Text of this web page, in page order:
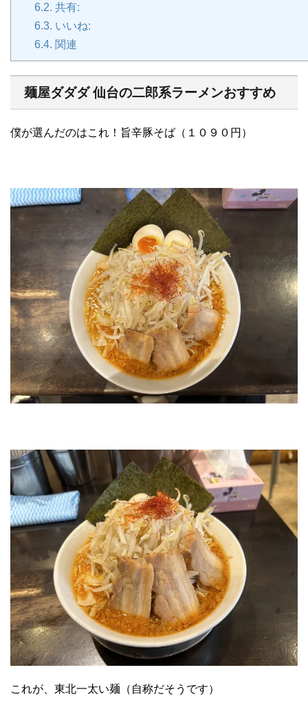
6.2. 共有:
6.3. いいね:
6.4. 関連
麺屋ダダダ 仙台の二郎系ラーメンおすすめ
僕が選んだのはこれ！旨辛豚そば（１０９０円）
これが、東北一太い麺（自称だそうです）